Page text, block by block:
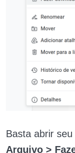
Basta abrir
Arquivo >